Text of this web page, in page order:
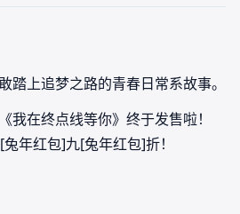
踏上追梦之路的青春日常系故事。
我在终点线等你》终于发售啦！
年红包]九[兔年红包]折！